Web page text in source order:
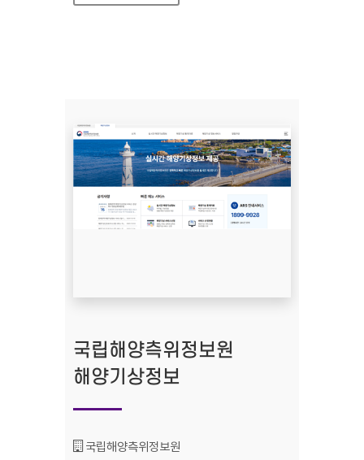
국립해양측위정보원
해양기상정보
기관명 :
국립해양측위정보원